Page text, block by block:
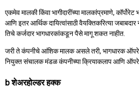
एकमेव मालकी किंवा भागीदारींच्या मालकांप्रमाणे, कॉर्पोरेट
आणि इतर आर्थिक दायित्वांसाठी वैयक्तिकरित्या
तिचे कर्जदार भागधारकांकडून पैसे मागू शकत नाहीत.
जरी ते कंपनीचे आंशिक मालक असले तरी, भागधारक
नियुक्त संचालक मंडळ कंपनीच्या क्रियाकलाप आणि
b शेअरहोल्डर हक्क